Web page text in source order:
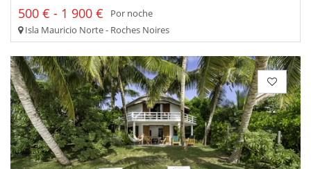
500 € - 1 900 €
Por noche
Isla Mauricio Norte - Roches Noires